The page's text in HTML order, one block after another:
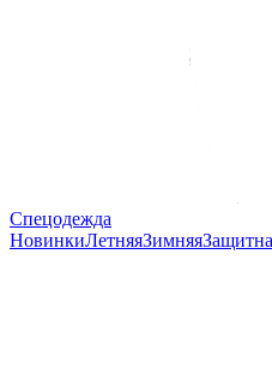
Спецодежда
НовинкиЛетняяЗимняя